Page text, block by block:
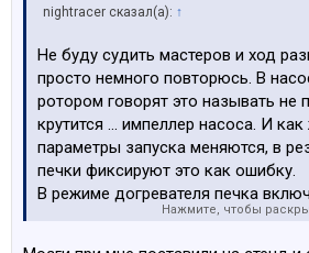
nightracer сказал(а): ↑
Не буду судить мастеров и ход
просто немного повторюсь. В
ротором говорят это называть не
крутится ... импеллер насоса. И
параметры запуска меняются, в
печки фиксируют это как ошибку.
В режиме догревателя печка
как запустился мотор. При этом
Нажмите, чтобы